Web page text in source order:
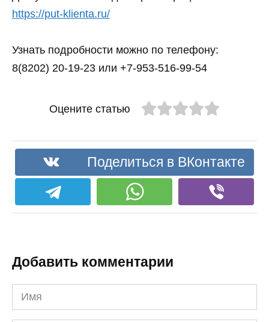
https://put-klienta.ru/
Узнать подробности можно по телефону:
8(8202) 20-19-23 или +7-953-516-99-54
Оцените статью
Поделиться в ВКонтакте
Добавить комментарии
Имя